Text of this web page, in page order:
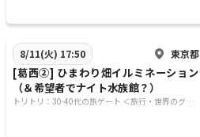
8/11(火) 17:50 東京都
[葛西②] ひまわり畑イルミネーション
（＆希望者でナイト水族館？）
トリトリ：30-40代の旅ゲート ＜旅行・世界のグル